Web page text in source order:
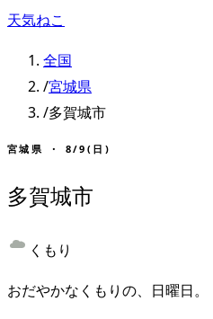
天気ねこ
全国
/宮城県
/多賀城市
宮城県 ・ 8/9(日)
多賀城市
くもり
おだやかなくもりの、日曜日。